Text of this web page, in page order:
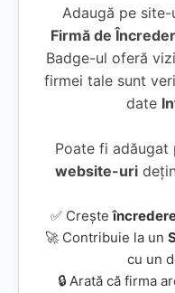
Adaugă pe
Firmă de
Badge-ul oferă
firmei tale sunt
date
Poate fi adăugat
website-uri
✅ Crește
🚀 Contribuie la un
cu un
🔒 Arată că firma